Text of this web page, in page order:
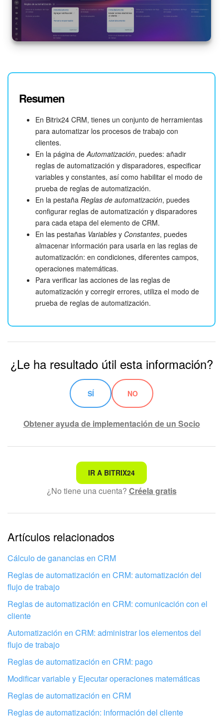
Resumen
En Bitrix24 CRM, tienes un conjunto de herramientas
para automatizar los procesos de trabajo con
clientes.
En la página deAutomatización, puedes: añadir
reglas de automatización y disparadores, especificar
variables y constantes, así como habilitar el modo de
prueba de reglas de automatización.
En la pestaña Reglas de automatización, puedes
configurar reglas de automatización y disparadores
para cada etapa del elemento de CRM.
En las pestañas Variables y Constantes, puedes
almacenar información para usarla en las reglas de
automatización: en condiciones, diferentes campos,
operaciones matemáticas.
Para verificar las acciones de las reglas de
automatización y corregir errores, utiliza el modo de
prueba de reglas de automatización.
¿Le ha resultado útil esta información?
SÍ NO
Obtener ayuda de implementación de un Socio
No es lo que estoy buscando
Texto complicado e incomprensible
La información está desactualizada
La explicación es demasiado corta. Necesito más
información
No me gusta cómo funciona esta herramienta
IR A BITRIX24
¿No tiene una cuenta? Créela gratis
Artículos relacionados
Cálculo de ganancias en CRM
Reglas de automatización en CRM: automatización del
flujo de trabajo
Reglas de automatización en CRM: comunicación con el
cliente
Automatización en CRM: administrar los elementos del
flujo de trabajo
Reglas de automatización en CRM: pago
Modificar variable y Ejecutar operaciones matemáticas
Reglas de automatización en CRM
Reglas de automatización: información del cliente